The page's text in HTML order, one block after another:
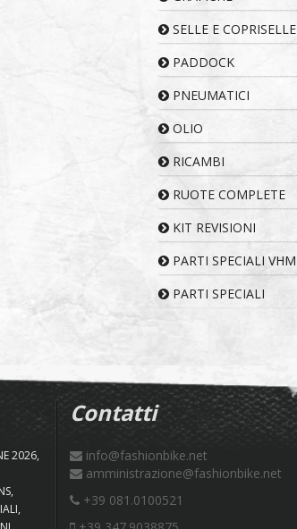
SELLE E COPRISELLE
PADDOCK
PNEUMATICI
OLIO
RICAMBI
RUOTE COMPLETE
KIT REVISIONI
PARTI SPECIALI VHM
PARTI SPECIALI
2026
Contatti
info@fashionbike.net
amministrazione@fashionbike.net
+39 081.0100521